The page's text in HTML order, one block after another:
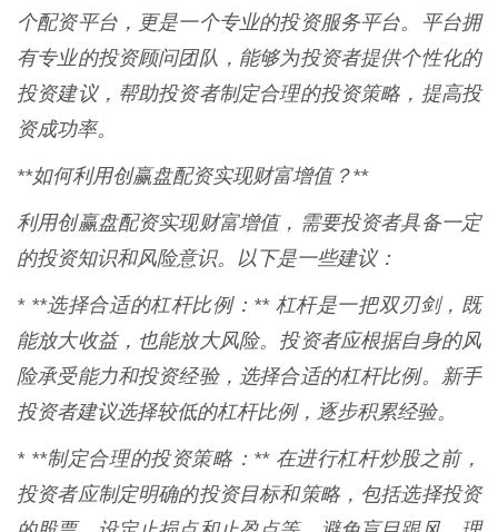
个配资平台，更是一个专业的投资服务平台。平台拥
有专业的投资顾问团队，能够为投资者提供个性化的
投资建议，帮助投资者制定合理的投资策略，提高投
资成功率。
**如何利用创赢盘配资实现财富增值？**
利用创赢盘配资实现财富增值，需要投资者具备一定
的投资知识和风险意识。以下是一些建议：
* **选择合适的杠杆比例：** 杠杆是一把双刃剑，既
能放大收益，也能放大风险。投资者应根据自身的风
险承受能力和投资经验，选择合适的杠杆比例。新手
投资者建议选择较低的杠杆比例，逐步积累经验。
* **制定合理的投资策略：** 在进行杠杆炒股之前，
投资者应制定明确的投资目标和策略，包括选择投资